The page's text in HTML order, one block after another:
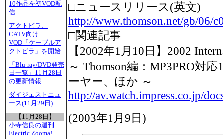
10作品を初VOD配
信
アクトビラ、
CATV向け
VOD「ケーブルア
クトビラ」を開始
「Blu-ray/DVD発売
日一覧」11月28日
の更新情報
ダイジェストニュ
ース(11月29日)
【11月28日】
小寺信良の週刊
Electric Zooma!
□ニュースリリース(英文)
http://www.thomson.net/gb/06/
□関連記事
【2002年1月10日】2002
～ Thomson編：MP3PRO対
ーヤー、ほか ～
http://av.watch.impress.co.jp/
(2003年1月9日)